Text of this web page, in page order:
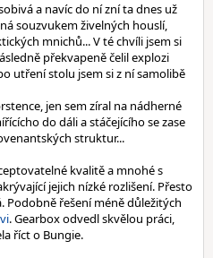
a navíc do ní zní ta dnes už
souzvukem živelných houslí,
mnichů... V té chvíli jsem si
překvapeně čelil explozi
utření stolu jsem si z ní samolibě
jen sem zíral na nádherné
do dáli a stáčejícího se zase
struktur...
kvalitě a mnohé s
jejich nízké rozlišení. Přesto
Podobně řešení méně důležitých
. Gearbox odvedl skvělou práci,
říct o Bungie.